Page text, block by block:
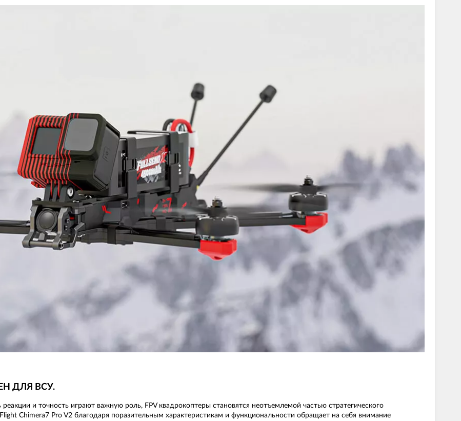
ДЛЯ ВСУ.
и точность играют важную роль, FPV квадрокоптеры становятся неотъемлемой частью стратегического
Chimera7 Pro V2 благодаря поразительным характеристикам и функциональности обращает на себя внимание